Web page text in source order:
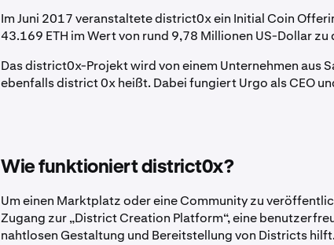
Im Juni 2017 veranstaltete district0x ein Initial Coin
43.169 ETH im Wert von rund 9,78 Millionen US-Dollar
Das district0x-Projekt wird von einem Unternehmen aus
ebenfalls district 0x heißt. Dabei fungiert Urgo als CEO
Wie funktioniert district0x?
Um einen Marktplatz oder eine Community zu
Zugang zur „District Creation Platform“, eine
nahtlosen Gestaltung und Bereitstellung von Districts hilft.